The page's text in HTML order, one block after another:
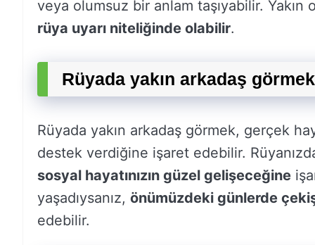
veya olumsuz bir anlam taşıyabilir.
rüya uyarı niteliğinde olabilir.
Rüyada yakın arkadaş
Rüyada yakın arkadaş görmek, gerçek
destek verdiğine işaret edebilir.
sosyal hayatınızın güzel gelişeceğine
yaşadıysanız, önümüzdeki günlerde
edebilir.